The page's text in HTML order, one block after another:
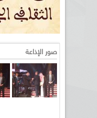
صور الإذاعة